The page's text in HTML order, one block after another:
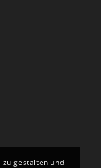
zu gestalten und